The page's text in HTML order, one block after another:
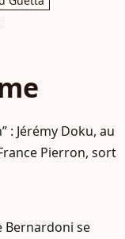
: Jérémy Doku, au
Pierron, sort
Bernardoni se